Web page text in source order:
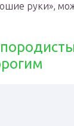
руки»,